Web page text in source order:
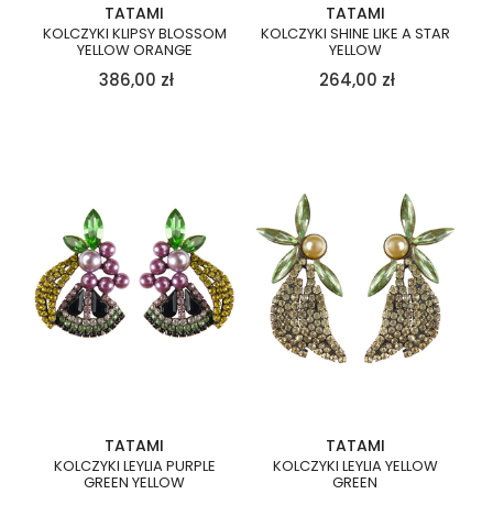
TATAMI
KOLCZYKI KLIPSY BLOSSOM
YELLOW ORANGE
386,00 zł
TATAMI
KOLCZYKI SHINE LIKE A STAR
YELLOW
264,00 zł
TATAMI
KOLCZYKI LEYLIA PURPLE
GREEN YELLOW
TATAMI
KOLCZYKI LEYLIA YELLOW
GREEN